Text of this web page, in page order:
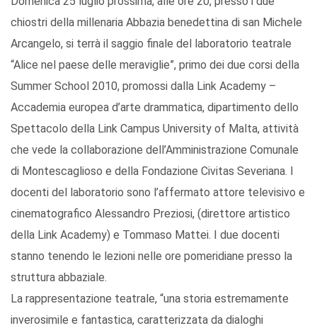
chiostri della millenaria Abbazia benedettina di san Michele
Arcangelo, si terrà il saggio finale del laboratorio teatrale
“Alice nel paese delle meraviglie”, primo dei due corsi della
Summer School 2010, promossi dalla Link Academy –
Accademia europea d’arte drammatica, dipartimento dello
Spettacolo della Link Campus University of Malta, attività
che vede la collaborazione dell’Amministrazione Comunale
di Montescaglioso e della Fondazione Civitas Severiana. I
docenti del laboratorio sono l’affermato attore televisivo e
cinematografico Alessandro Preziosi, (direttore artistico
della Link Academy) e Tommaso Mattei. I due docenti
stanno tenendo le lezioni nelle ore pomeridiane presso la
struttura abbaziale.
La rappresentazione teatrale, “una storia estremamente
inverosimile e fantastica, caratterizzata da dialoghi